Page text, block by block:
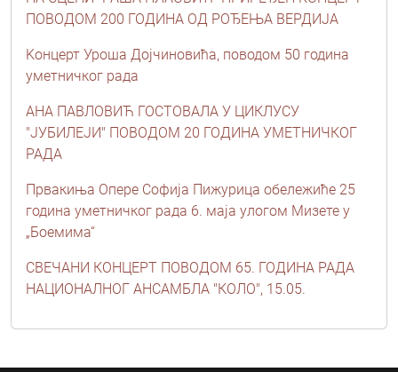
ПОВОДОМ 200 ГОДИНА ОД РОЂЕЊА ВЕРДИЈА
Kонцерт Уроша Дојчиновића, поводом 50 година
уметничког рада
АНА ПАВЛОВИЋ ГОСТОВАЛА У ЦИКЛУСУ
"ЈУБИЛЕЈИ" ПОВОДОМ 20 ГОДИНА УМЕТНИЧКОГ
РАДА
Првакиња Опере Софија Пижурица обележиће 25
година уметничког рада 6. маја улогом Мизете у
„Боемима“
СВЕЧАНИ КОНЦЕРТ ПОВОДОМ 65. ГОДИНА РАДА
НАЦИОНАЛНОГ АНСАМБЛА "КОЛО", 15.05.